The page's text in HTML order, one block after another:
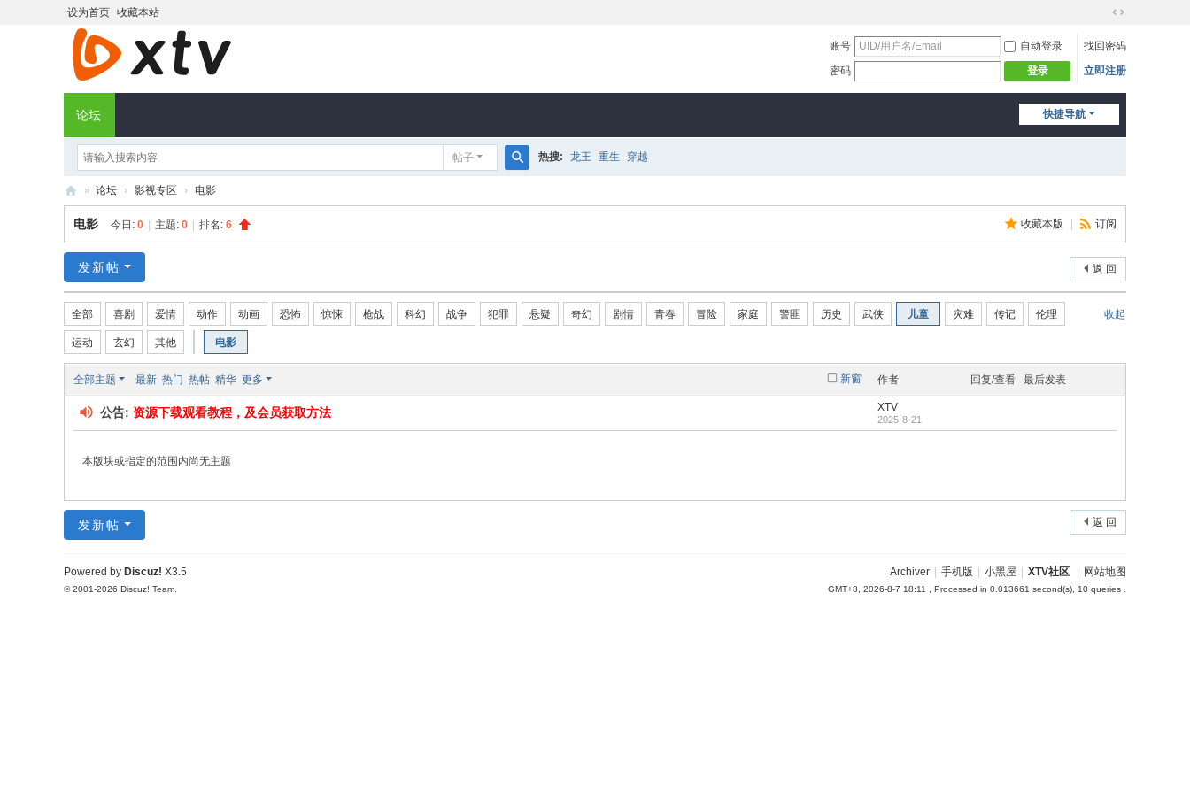
设为首页 收藏本站
换
宽
版
账号 自动登录
找回密码
密码
登录 立即注册
快捷导航
论坛
帖子
索
热搜: 龙王 重生 穿越
T
社
区
» 论坛 › 影视专区 › 电影
收藏本版 订阅
电影 今日: 0 主题: 0 排名: 6
返 回
发新帖
收起
全部 喜剧 爱情 动作 动画 恐怖 惊悚 枪战 科幻 战争 犯罪 悬疑 奇幻 剧情 青春 冒险 家庭 警匪 历史 武侠 儿童 灾难 传记 伦理
运动 玄幻 其他 电影
新窗
全部主题 最新 热门 热帖 精华 更多 作者 回复/查看 最后发表
公告: 资源下载观看教程，及会员获取方法 XTV
2025-8-21
本版块或指定的范围内尚无主题
返 回
发新帖
Archiver 手机版 小黑屋 XTV社区 网站地图
GMT+8, 2026-8-7 18:11 , Processed in 0.013661 second(s), 10 queries .
Powered by Discuz! X3.5
© 2001-2026 Discuz! Team